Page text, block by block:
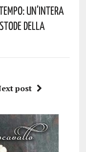
Un’intera
Della
post